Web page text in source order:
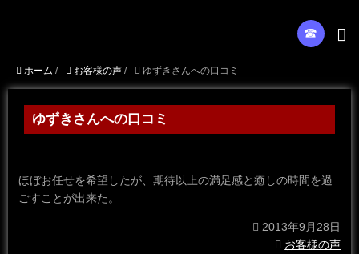
☎︎
ホーム / お客様の声 / ゆずきさんへの口コミ
ゆずきさんへの口コミ
ほぼお任せを希望したが、期待以上の満足感と癒しの時間を過
ごすことが出来た。
2013年9月28日
お客様の声